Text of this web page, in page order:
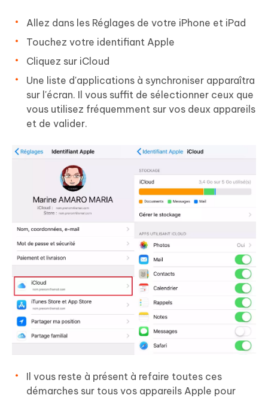
Allez dans les Réglages de votre iPhone et iPad
Touchez votre identifiant Apple
Cliquez sur iCloud
Une liste d'applications à synchroniser apparaîtra
sur l'écran. Il vous suffit de sélectionner ceux que
vous utilisez fréquemment sur vos deux appareils
et de valider.
Il vous reste à présent à refaire toutes ces
démarches sur tous vos appareils Apple pour